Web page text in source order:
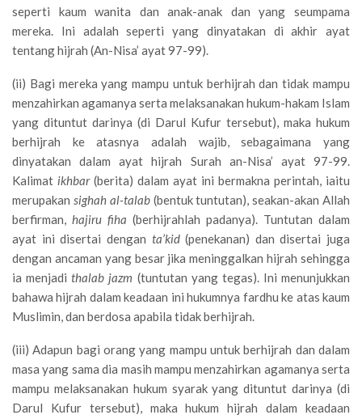
seperti kaum wanita dan anak-anak dan yang seumpama
mereka. Ini adalah seperti yang dinyatakan di akhir ayat
tentang hijrah (An-Nisa’ ayat 97-99).
(ii) Bagi mereka yang mampu untuk berhijrah dan tidak mampu
menzahirkan agamanya serta melaksanakan hukum-hakam Islam
yang dituntut darinya (di Darul Kufur tersebut), maka hukum
berhijrah ke atasnya adalah wajib, sebagaimana yang
dinyatakan dalam ayat hijrah Surah an-Nisa’ ayat 97-99.
Kalimat ikhbar(berita) dalam ayat ini bermakna perintah, iaitu
merupakan sighah al-talab(bentuk tuntutan), seakan-akan Allah
berfirman, hajiru fiha (berhijrahlah padanya). Tuntutan dalam
ayat ini disertai dengan ta’kid(penekanan) dan disertai juga
dengan ancaman yang besar jika meninggalkan hijrah sehingga
ia menjadithalab jazm (tuntutan yang tegas). Ini menunjukkan
bahawa hijrah dalam keadaan ini hukumnya fardhu ke atas kaum
Muslimin, dan berdosa apabila tidak berhijrah.
(iii) Adapun bagi orang yang mampu untuk berhijrah dan dalam
masa yang sama dia masih mampu menzahirkan agamanya serta
mampu melaksanakan hukum syarak yang dituntut darinya (di
Darul Kufur tersebut), maka hukum hijrah dalam keadaan